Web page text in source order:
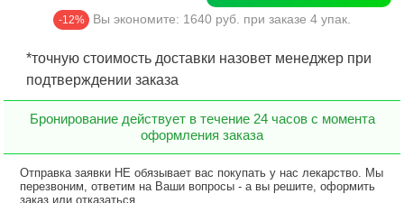
-12% Вы экономите: 1640 руб. при заказе 4 упак.
*точную стоимость доставки назовет менеджер при
подтверждении заказа
Бронирование действует в течение 24 часов с момента
оформления заказа
Отправка заявки НЕ обязывает вас покупать у нас лекарство. Мы
перезвоним, ответим на Ваши вопросы - а вы решите, оформить
заказ или отказаться.